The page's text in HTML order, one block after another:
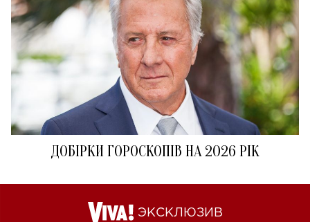
ДОБІРКИ ГОРОСКОПІВ НА 2026 РІК
ЭКСКЛЮЗИВ